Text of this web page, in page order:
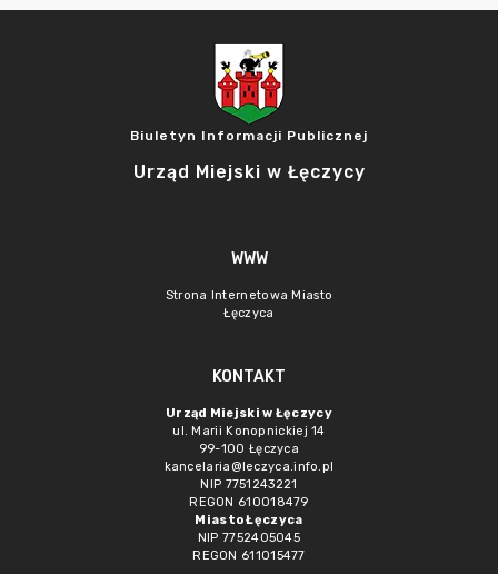
Biuletyn Informacji Publicznej
Urząd Miejski w Łęczycy
WWW
Strona Internetowa Miasto
Łęczyca
KONTAKT
Urząd Miejski w Łęczycy
ul. Marii Konopnickiej 14
99-100 Łęczyca
kancelaria@leczyca.info.pl
NIP 7751243221
REGON 610018479
Miasto Łęczyca
NIP 7752405045
REGON 611015477